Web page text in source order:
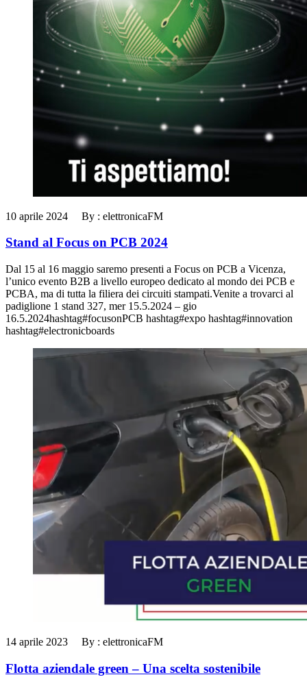
10 aprile 2024 By : elettronicaFM
Stand al Focus on PCB 2024
Dal 15 al 16 maggio saremo presenti a Focus on PCB a Vicenza,
l’unico evento B2B a livello europeo dedicato al mondo dei PCB e
PCBA, ma di tutta la filiera dei circuiti stampati.Venite a trovarci al
padiglione 1 stand 327, mer 15.5.2024 – gio
16.5.2024hashtag#focusonPCB hashtag#expo hashtag#innovation
hashtag#electronicboards
14 aprile 2023 By : elettronicaFM
Flotta aziendale green – Una scelta sostenibile